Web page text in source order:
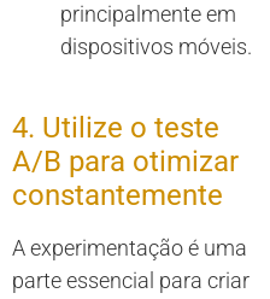
principalmente em
dispositivos móveis.
4. Utilize o teste
A/B para otimizar
constantemente
A experimentação é uma
parte essencial para criar